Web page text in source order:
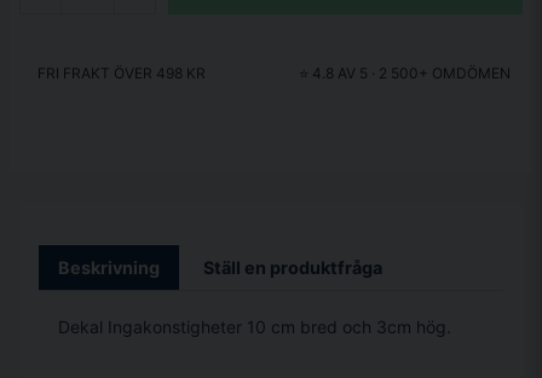
FRI FRAKT ÖVER 498 KR ⭐ 4.8 AV 5 · 2 500+ OMDÖMEN
Beskrivning Ställ en produktfråga
Dekal Ingakonstigheter 10 cm bred och 3cm hög.